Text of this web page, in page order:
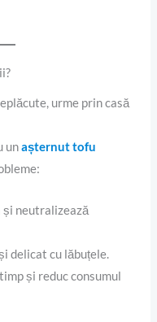
urme prin casă
unașternut tofu
și neutralizează
delicat cu lăbuțele.
și reduc consumul